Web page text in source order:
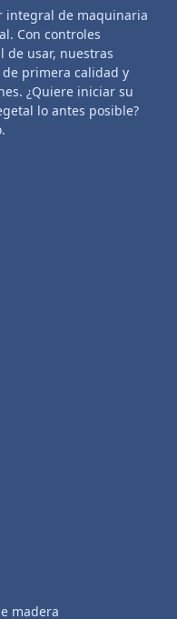
integral de maquinaria
Con controles
de usar, nuestras
primera calidad y
¿Quiere iniciar su
lo antes posible?
madera